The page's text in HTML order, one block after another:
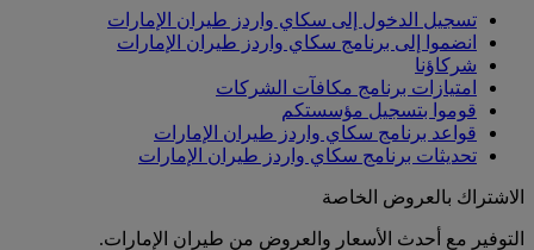
تسجيل الدخول إلى سكاي واردز طيران الإمارات
انضموا إلى برنامج سكاي واردز طيران الإمارات
شركاؤنا
امتيازات برنامج مكافآت الشركات
قوموا بتسجيل مؤسستكم
قواعد برنامج سكاي واردز طيران الإمارات
تحديثات برنامج سكاي واردز طيران الإمارات
الاشتراك بالعروض الخاصة
التوفير مع أحدث الأسعار والعروض من طيران الإمارات.